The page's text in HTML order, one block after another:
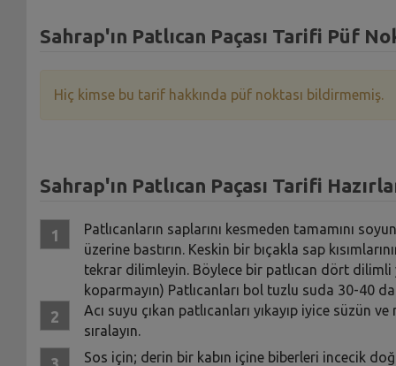
Sahrap'ın Patlıcan Paçası Tarifi Püf
Hiç kimse bu tarif hakkında püf noktası bildirmemiş.
Sahrap'ın Patlıcan Paçası Tarifi
Patlıcanların saplarını kesmeden tamamını
üzerine bastırın. Keskin bir bıçakla sap
tekrar dilimleyin. Böylece bir patlıcan dört dilimli
koparmayın) Patlıcanları bol tuzlu suda 30-40
Acı suyu çıkan patlıcanları yıkayıp iyice süzün
sıralayın.
Sos için; derin bir kabın içine biberleri incecik